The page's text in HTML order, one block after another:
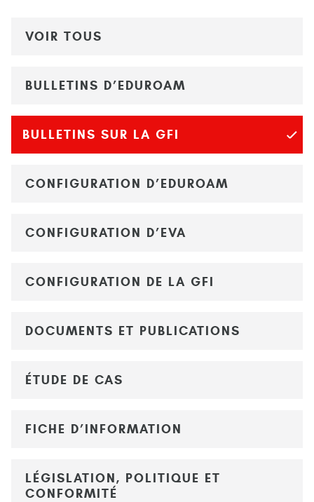
VOIR TOUS
BULLETINS D’EDUROAM
BULLETINS SUR LA GFI
CONFIGURATION D’EDUROAM
CONFIGURATION D’EVA
CONFIGURATION DE LA GFI
DOCUMENTS ET PUBLICATIONS
ÉTUDE DE CAS
FICHE D’INFORMATION
LÉGISLATION, POLITIQUE ET
CONFORMITÉ